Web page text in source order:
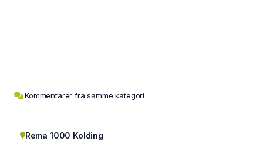
Kommentarer fra samme kategori
Rema 1000 Kolding